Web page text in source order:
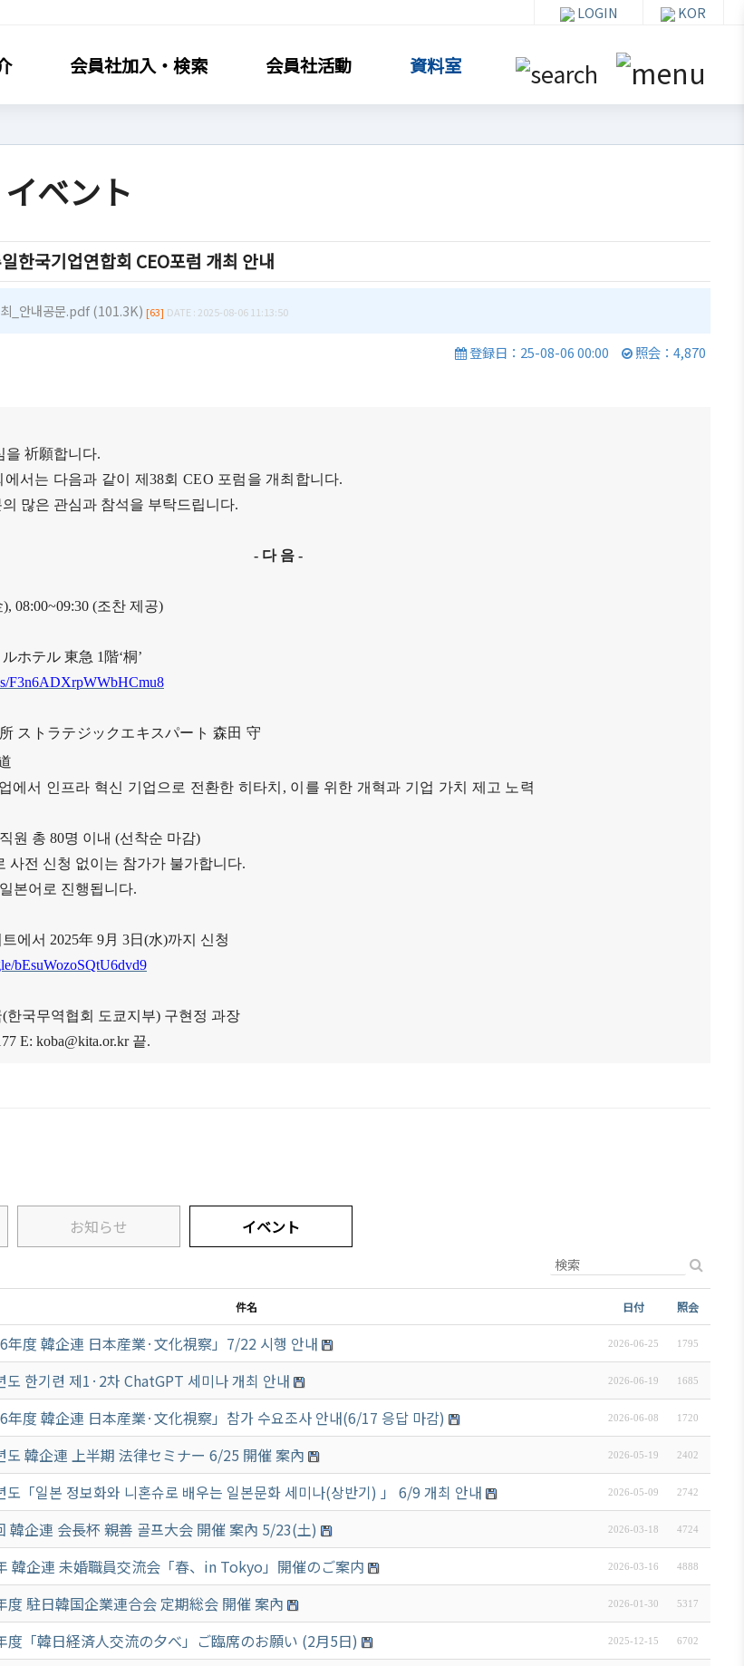
索
典
分科委員会
クラブ（同好会）
イベント写真
KOR
LOGIN
会員社加入・検索 会員社活動 資料室
ベント
한국기업연합회 CEO포럼 개최 안내
_안내공문.pdf (101.3K) [63] DATE : 2025-08-06 11:13:50
登録日：25-08-06 00:00 照会：4,870
을 祈願합니다.
서는 다음과 같이 제 38회 CEO 포럼을 개최 합니다.
많은 관심과 참석을 부탁드립니다.
- 다 음 -
), 08:00~09:30 (조찬 제공)
ホテル 東急 1 階‘桐’
F3n6ADXrpWWbHCmu8
ストラテジックエキスパート森田 守
에서 인프라 혁신 기업으로 전환한 히타치 , 이를 위한 개혁과 기업 가치 제고 노력
원 총 80명 이내 (선착순 마감)
사전 신청 없이는 참가가 불가합니다.
본어로 진행됩니다.
에서 2025年 9月 3日 (水)까지 신청
bEsuWozoSQtU6dvd9
(한국무역협회 도쿄지부) 구현정 과장
E: koba@kita.or.kr 끝.
お知らせ イベント
件名 日付 照会
年度 韓企連 日本産業·文化視察」7/22 시행 안내 2026-06-25 1795
도 한기련 제1·2차 ChatGPT 세미나 개최 안내 2026-06-19 1685
年度 韓企連 日本産業·文化視察」참가 수요조사 안내(6/17 응답 마감) 2026-06-08 1720
도 韓企連 上半期 法律セミナー 6/25 開催 案內 2026-05-19 2402
도「일본 정보화와 니혼슈로 배우는 일본문화 세미나(상반기) 」 6/9 개최 안내 2026-05-09 2742
韓企連 会長杯 親善 골프大会 開催 案內 5/23(土) 2026-03-18 4724
韓企連 未婚職員交流会「春、in Tokyo」開催のご案内 2026-03-16 4888
度 駐日韓国企業連合会 定期総会 開催 案內 2026-01-30 5317
度「韓日経済人交流の夕べ」ご臨席のお願い (2月5日) 2025-12-15 6702